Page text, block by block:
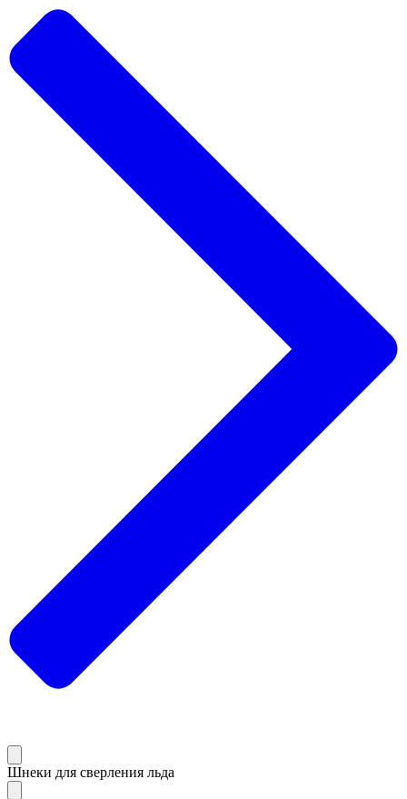
Шнеки для сверления льда